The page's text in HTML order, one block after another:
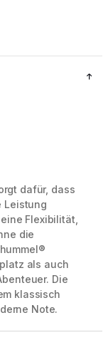
dafür, dass
Leistung
Flexibilität,
die
als auch
Die
klassisch
Note.